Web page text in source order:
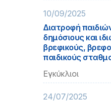
10/09/2025
Διατροφή
δημόσιους και
βρεφικούς,
παιδικούς
Εγκύκλιοι
24/07/2025